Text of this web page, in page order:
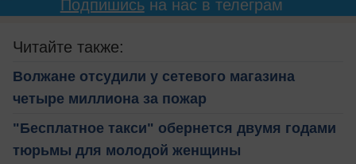
Подпишисьна нас в телеграм
Читайте также:
Волжане отсудили у сетевого магазина
четыре миллиона за пожар
"Бесплатное такси" обернется двумя годами
тюрьмы для молодой женщины